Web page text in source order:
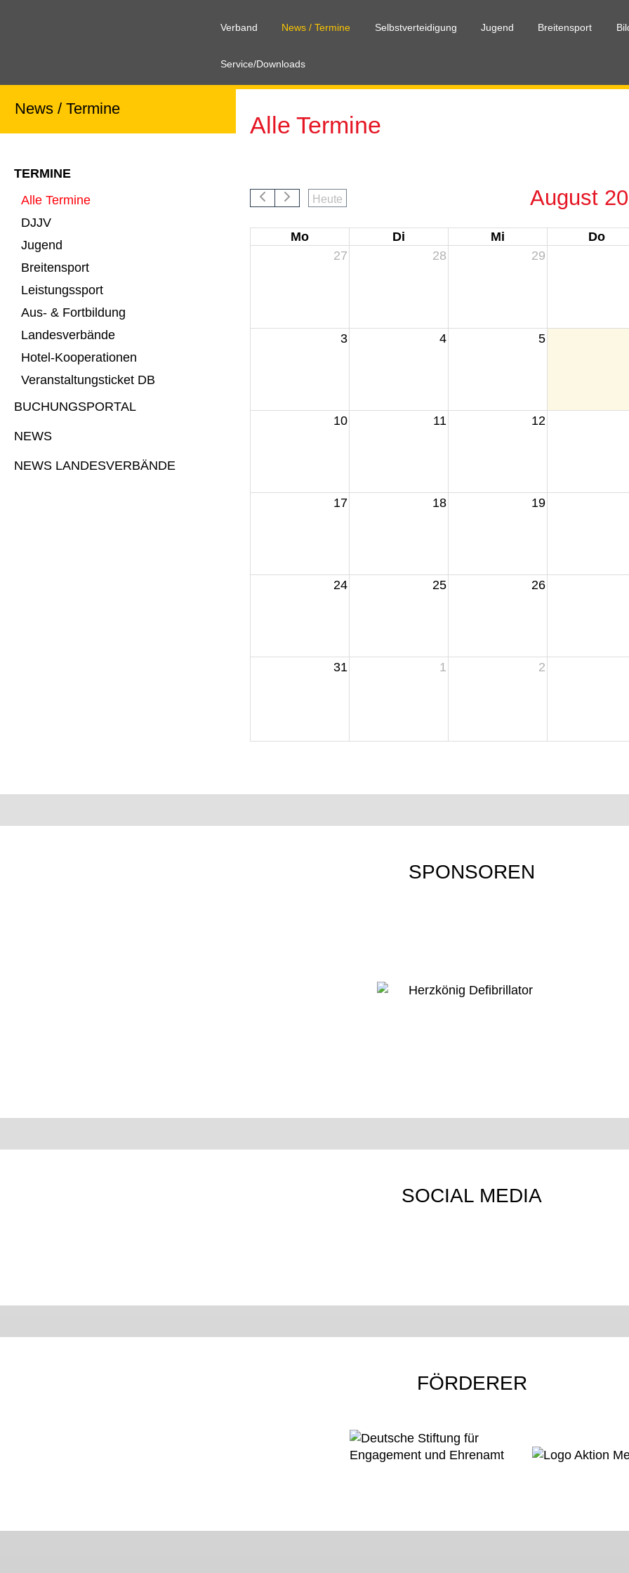
Verband News / Termine Selbstverteidigung Jugend Breitensport
Service/Downloads
News / Termine
TERMINE
Alle Termine
DJJV
Jugend
Breitensport
Leistungssport
Aus- & Fortbildung
Landesverbände
Hotel-Kooperationen
Veranstaltungsticket DB
BUCHUNGSPORTAL
NEWS
NEWS LANDESVERBÄNDE
Alle Termine
Heute August
Mo Di Mi Do
27
28 29
3 4 5
10 11 12
17 18 19
24 25 26
31 1 2
SPONSOREN
SOCIAL MEDIA
FÖRDERER